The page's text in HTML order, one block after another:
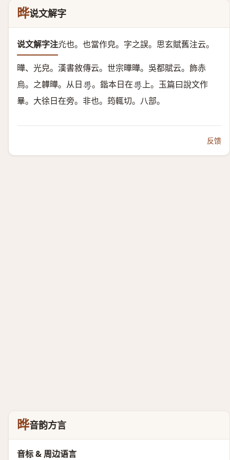
晔说文解字
说文解字注灮也。 也當作皃。字之誤。思玄賦舊注云。
曄、光皃。漢書敘傳云。世宗曄曄。吳都賦云。飾赤
烏。之韡曄。 从日𠌶 。 鍇本日在𠌶 上。玉篇曰說文作
曅。大徐日在旁。非也。筠輒切。八部。
反馈
晔音韵方言
音标 & 周边语言